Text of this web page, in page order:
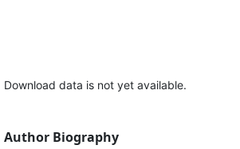
Download data is not yet available.
Author Biography